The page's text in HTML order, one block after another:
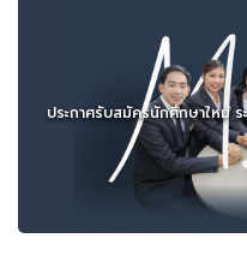
ประกาศรับสมัครนักศึกษาใหม่